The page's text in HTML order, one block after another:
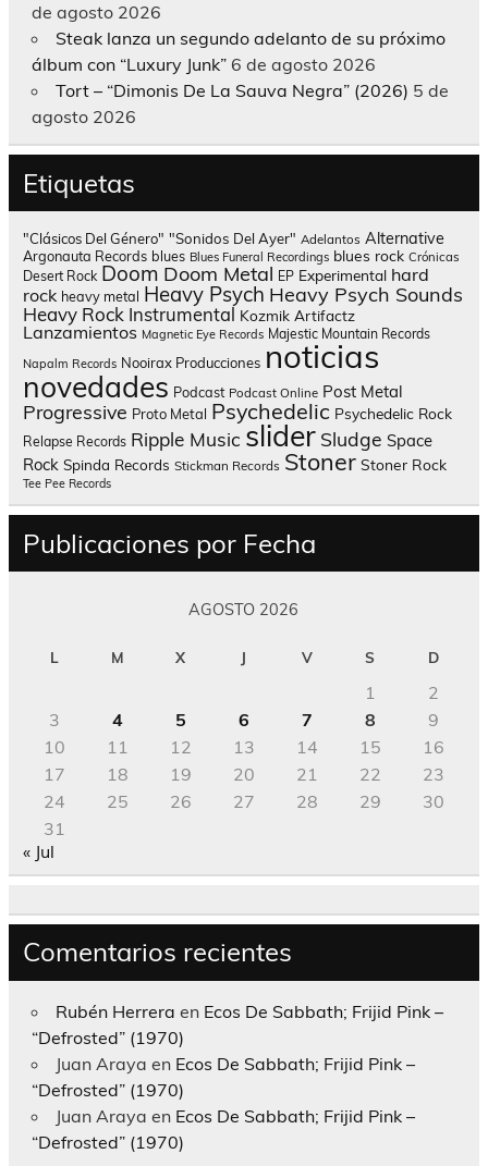
de agosto 2026
Steak lanza un segundo adelanto de su próximo
álbum con “Luxury Junk” 6 de agosto 2026
Tort – “Dimonis De La Sauva Negra” (2026) 5 de
agosto 2026
Etiquetas
"Clásicos Del Género" "Sonidos Del Ayer" Adelantos Alternative
Argonauta Records blues Blues Funeral Recordings blues rock Crónicas
Desert Rock Doom Doom Metal EP Experimental hard
rock heavy metal Heavy Psych Heavy Psych Sounds
Heavy Rock Instrumental Kozmik Artifactz
Lanzamientos Magnetic Eye Records Majestic Mountain Records
Napalm Records Nooirax Producciones noticias
novedades Podcast Podcast Online Post Metal
Progressive Proto Metal Psychedelic Psychedelic Rock
Relapse Records Ripple Music slider Sludge Space
Rock Spinda Records Stickman Records Stoner Stoner Rock
Tee Pee Records
Publicaciones por Fecha
AGOSTO 2026
L M X J V S D
1
2
3
4 5 6 7 8
9
10
11 12 13 14 15
16
17
18 19 20 21 22
23
24
25 26 27 28 29
30
31
« Jul
Comentarios recientes
Rubén Herrera en Ecos De Sabbath; Frijid Pink –
“Defrosted” (1970)
Juan Araya en Ecos De Sabbath; Frijid Pink –
“Defrosted” (1970)
Juan Araya en Ecos De Sabbath; Frijid Pink –
“Defrosted” (1970)